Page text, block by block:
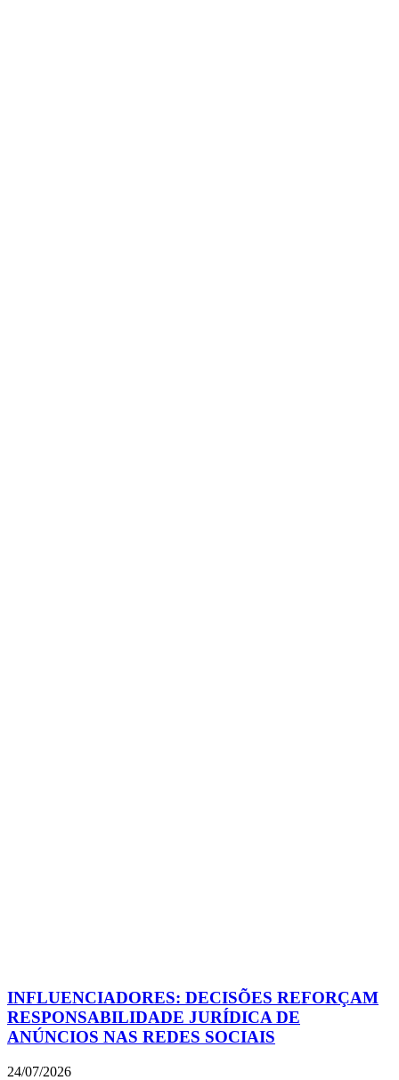
INFLUENCIADORES: DECISÕES REFORÇAM
RESPONSABILIDADE JURÍDICA DE
ANÚNCIOS NAS REDES SOCIAIS
24/07/2026